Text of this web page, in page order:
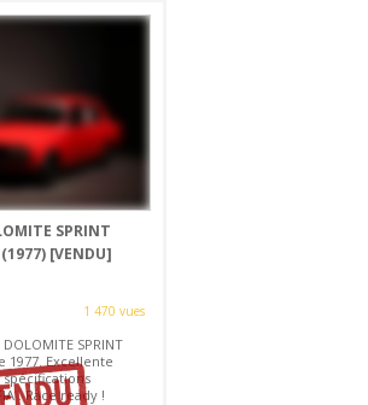
SPRINT
(1977) [VENDU]
1 470 vues
SPRINT
1977. Excellente
. Race ready !